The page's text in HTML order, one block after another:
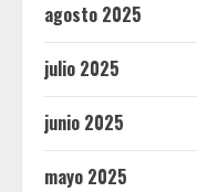
agosto 2025
julio 2025
junio 2025
mayo 2025